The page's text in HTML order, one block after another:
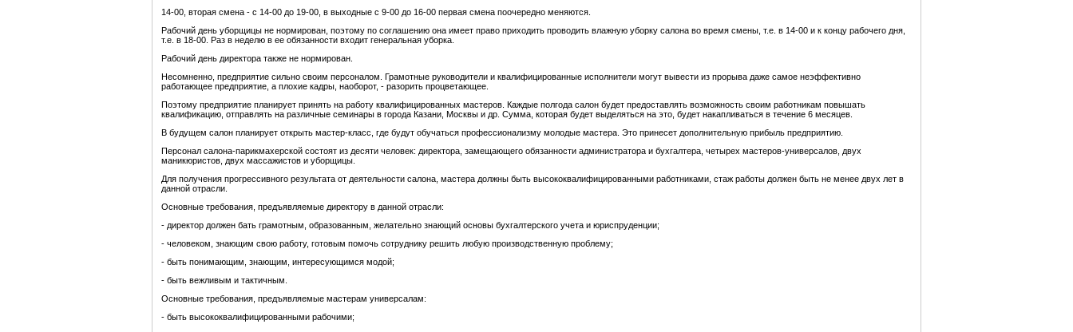
14-00, вторая смена - с 14-00 до 19-00, в выходные с 9-00 до 16-00 первая смена поочередно меняются.
Рабочий день уборщицы не нормирован, поэтому по соглашению она имеет право приходить проводить влажную уборку салона во время смены, т.е. в 14-00 и к концу рабочего дня,
т.е. в 18-00. Раз в неделю в ее обязанности входит генеральная уборка.
Рабочий день директора также не нормирован.
Несомненно, предприятие сильно своим персоналом. Грамотные руководители и квалифицированные исполнители могут вывести из прорыва даже самое неэффективно
работающее предприятие, а плохие кадры, наоборот, - разорить процветающее.
Поэтому предприятие планирует принять на работу квалифицированных мастеров. Каждые полгода салон будет предоставлять возможность своим работникам повышать
квалификацию, отправлять на различные семинары в города Казани, Москвы и др. Сумма, которая будет выделяться на это, будет накапливаться в течение 6 месяцев.
В будущем салон планирует открыть мастер-класс, где будут обучаться профессионализму молодые мастера. Это принесет дополнительную прибыль предприятию.
Персонал салона-парикмахерской состоят из десяти человек: директора, замещающего обязанности администратора и бухгалтера, четырех мастеров-универсалов, двух
маникюристов, двух массажистов и уборщицы.
Для получения прогрессивного результата от деятельности салона, мастера должны быть высококвалифицированными работниками, стаж работы должен быть не менее двух лет в
данной отрасли.
Основные требования, предъявляемые директору в данной отрасли:
- директор должен бать грамотным, образованным, желательно знающий основы бухгалтерского учета и юриспруденции;
- человеком, знающим свою работу, готовым помочь сотруднику решить любую производственную проблему;
- быть понимающим, знающим, интересующимся модой;
- быть вежливым и тактичным.
Основные требования, предъявляемые мастерам универсалам:
- быть высококвалифицированными рабочими;